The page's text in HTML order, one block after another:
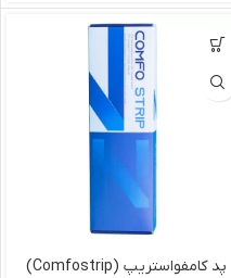
پد کامفواستریپ (Comfostrip)